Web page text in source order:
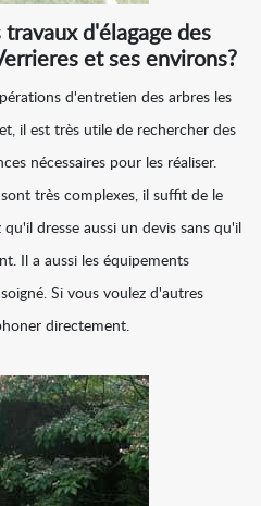
d'élagage des
et ses environs?
d'entretien des arbres les
il est très utile de rechercher des
nécessaires pour les réaliser.
très complexes, il suffit de le
dresse aussi un devis sans qu'il
Il a aussi les équipements
Si vous voulez d'autres
directement.